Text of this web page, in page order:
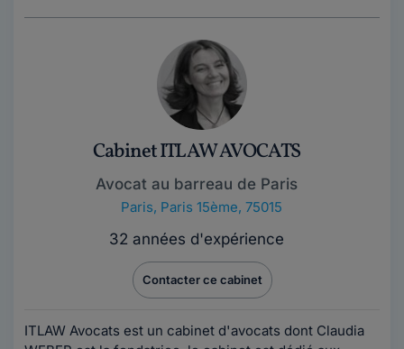
Cabinet ITLAW AVOCATS
Avocat au barreau de Paris
Paris, Paris 15ème, 75015
32 années d'expérience
Contacter ce cabinet
ITLAW Avocats est un cabinet d'avocats dont Claudia